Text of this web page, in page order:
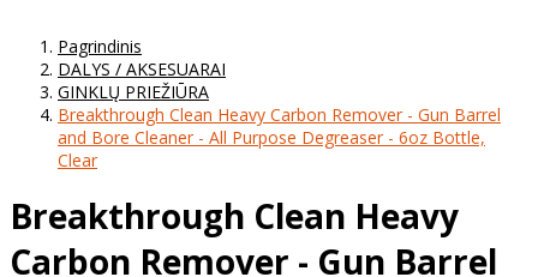
Pagrindinis
DALYS / AKSESUARAI
GINKLŲ PRIEŽIŪRA
Breakthrough Clean Heavy Carbon Remover - Gun Barrel
and Bore Cleaner - All Purpose Degreaser - 6oz Bottle,
Clear
Breakthrough Clean Heavy
Carbon Remover - Gun Barrel